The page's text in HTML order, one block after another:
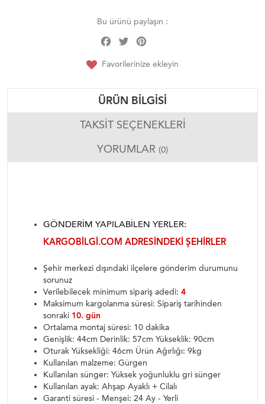
Bu ürünü paylaşın :
Facebook
Twitter
Favorilerinize ekleyin
ÜRÜN BILGISI
TAKSIT SEÇENEKLERI
YORUMLAR (0)
GÖNDERIM YAPILABILEN YERLER:
KARGOBILGI.COM ADRESINDEKI ŞEHIRLER
Şehir merkezi dışındaki ilçelere gönderim durumunu
sorunuz
Verilebilecek minimum sipariş adedi: 4
Maksimum kargolanma süresi: Sipariş tarihinden
sonraki 10. gün
Ortalama montaj süresi: 10 dakika
Genişlik: 44cm Derinlik: 57cm Yükseklik: 90cm
Oturak Yüksekliği: 46cm Ürün Ağırlığı: 9kg
Kullanılan malzeme: Gürgen
Kullanılan sünger: Yüksek yoğunluklu gri sünger
Kullanılan ayak: Ahşap Ayaklı + Cilalı
Garanti süresi - Menşei: 24 Ay - Yerli